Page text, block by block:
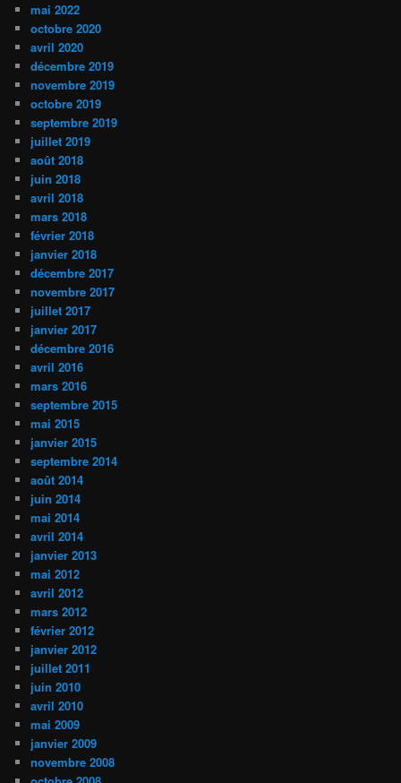
mai 2022
octobre 2020
avril 2020
décembre 2019
novembre 2019
octobre 2019
septembre 2019
juillet 2019
août 2018
juin 2018
avril 2018
mars 2018
février 2018
janvier 2018
décembre 2017
novembre 2017
juillet 2017
janvier 2017
décembre 2016
avril 2016
mars 2016
septembre 2015
mai 2015
janvier 2015
septembre 2014
août 2014
juin 2014
mai 2014
avril 2014
janvier 2013
mai 2012
avril 2012
mars 2012
février 2012
janvier 2012
juillet 2011
juin 2010
avril 2010
mai 2009
janvier 2009
novembre 2008